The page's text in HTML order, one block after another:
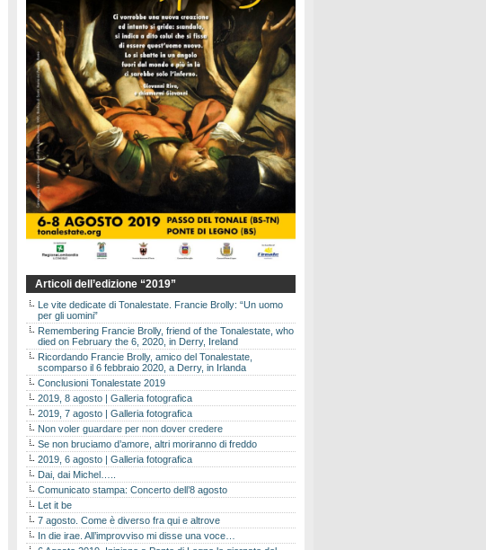
Articoli dell’edizione “2019”
Le vite dedicate di Tonalestate. Francie Brolly: “Un uomo
per gli uomini”
Remembering Francie Brolly, friend of the Tonalestate, who
died on February the 6, 2020, in Derry, Ireland
Ricordando Francie Brolly, amico del Tonalestate,
scomparso il 6 febbraio 2020, a Derry, in Irlanda
Conclusioni Tonalestate 2019
2019, 8 agosto | Galleria fotografica
2019, 7 agosto | Galleria fotografica
Non voler guardare per non dover credere
Se non bruciamo d’amore, altri moriranno di freddo
2019, 6 agosto | Galleria fotografica
Dai, dai Michel…..
Comunicato stampa: Concerto dell’8 agosto
Let it be
7 agosto. Come è diverso fra qui e altrove
In die irae. All’improvviso mi disse una voce…